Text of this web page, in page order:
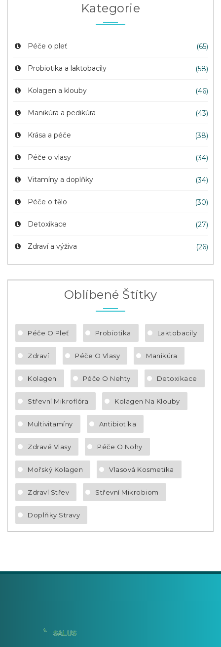
Kategorie
Péče o pleť (65)
Probiotika a laktobacily (58)
Kolagen a klouby (46)
Manikúra a pedikúra (43)
Krása a péče (38)
Péče o vlasy (34)
Vitamíny a doplňky (34)
Péče o tělo (30)
Detoxikace (27)
Zdraví a výživa (26)
Oblíbené Štítky
Péče O Pleť Probiotika Laktobacily
Zdraví Péče O Vlasy Manikúra
Kolagen Péče O Nehty Detoxikace
Střevní Mikroflóra Kolagen Na Klouby
Multivitamíny Antibiotika
Zdravé Vlasy Péče O Nohy
Mořský Kolagen Vlasová Kosmetika
Zdraví Střev Střevní Mikrobiom
Doplňky Stravy